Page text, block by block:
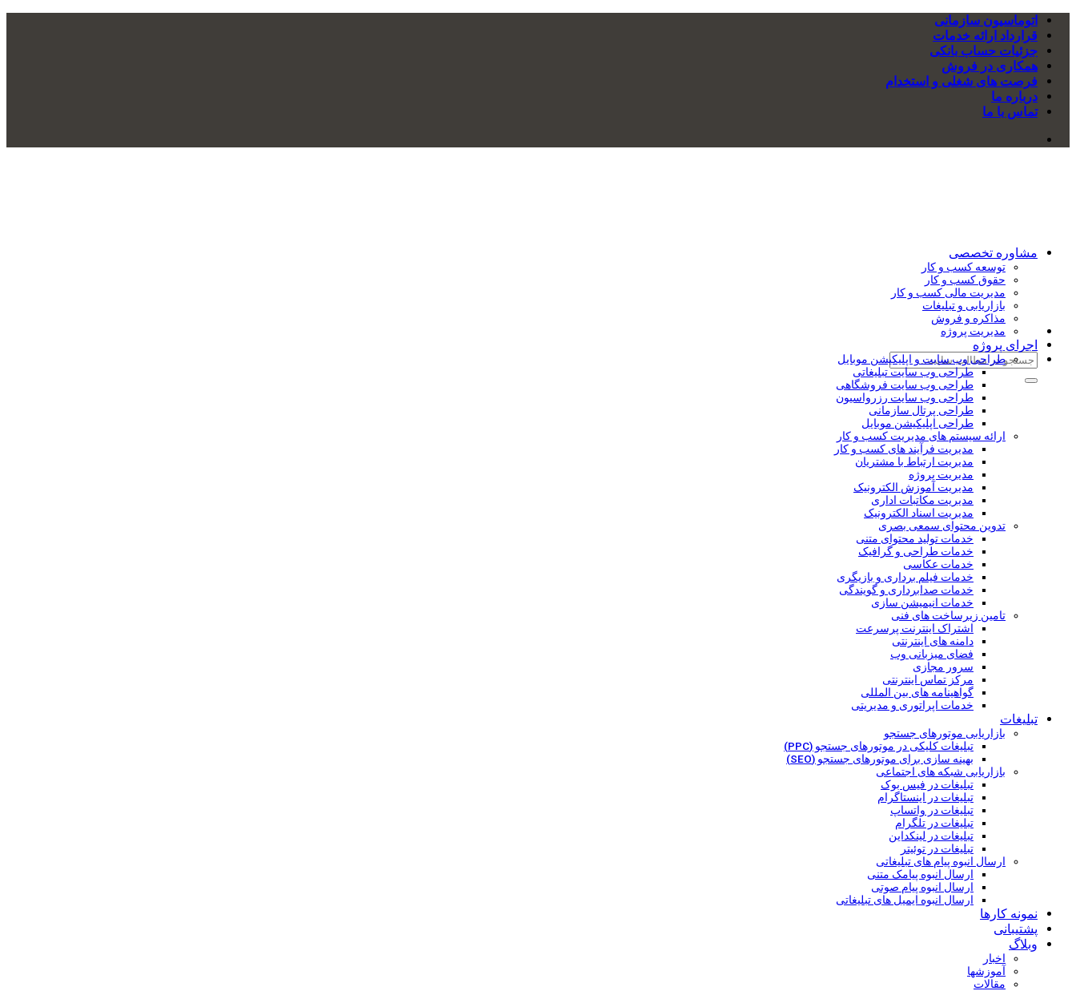
اتوماسیون سازمانی
قرارداد ارائه خدمات
جزئیات حساب بانکی
همکاری در فروش
فرصت های شغلی و استخدام
درباره ما
تماس با ما
مشاوره تخصصی
توسعه کسب و کار
حقوق کسب و کار
مدیریت مالی کسب و کار
بازاریابی و تبلیغات
مذاکره و فروش
مدیریت پروژه
اجرای پروژه
طراحی وب سایت و اپلیکیشن موبایل
طراحی وب سایت تبلیغاتی
طراحی وب سایت فروشگاهی
طراحی وب سایت رزرواسیون
طراحی پرتال سازمانی
طراحی اپلیکیشن موبایل
ارائه سیستم های مدیریت کسب و کار
مدیریت فرآیند های کسب و کار
مدیریت ارتباط با مشتریان
مدیریت پروژه
مدیریت آموزش الکترونیک
مدیریت مکاتبات اداری
مدیریت اسناد الکترونیک
تدوین محتوای سمعی بصری
خدمات تولید محتوای متنی
خدمات طراحی و گرافیک
خدمات عکاسی
خدمات فیلم برداری و بازیگری
خدمات صدابرداری و گویندگی
خدمات انیمیشن سازی
تامین زیرساخت های فنی
اشتراک اینترنت پرسرعت
دامنه های اینترنتی
فضای میزبانی وب
سرور مجازی
مرکز تماس اینترنتی
گواهینامه های بین المللی
خدمات اپراتوری و مدیریتی
تبلیغات
بازاریابی موتورهای جستجو
تبلیغات کلیکی در موتورهای جستجو (PPC)
بهینه سازی برای موتورهای جستجو (SEO)
بازاریابی شبکه های اجتماعی
تبلیغات در فیس بوک
تبلیغات در اینستاگرام
تبلیغات در واتساپ
تبلیغات در تلگرام
تبلیغات در لینکداین
تبلیغات در توئیتر
ارسال انبوه پیام های تبلیغاتی
ارسال انبوه پیامک متنی
ارسال انبوه پیام صوتی
ارسال انبوه ایمیل های تبلیغاتی
نمونه کارها
پشتیبانی
وبلاگ
اخبار
آموزشها
مقالات